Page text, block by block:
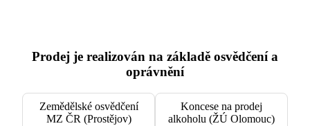
Prodej je realizován na základě osvědčení a
oprávnění
Zemědělské osvědčení
MZ ČR (Prostějov)
Koncese na prodej
alkoholu (ŽÚ Olomouc)